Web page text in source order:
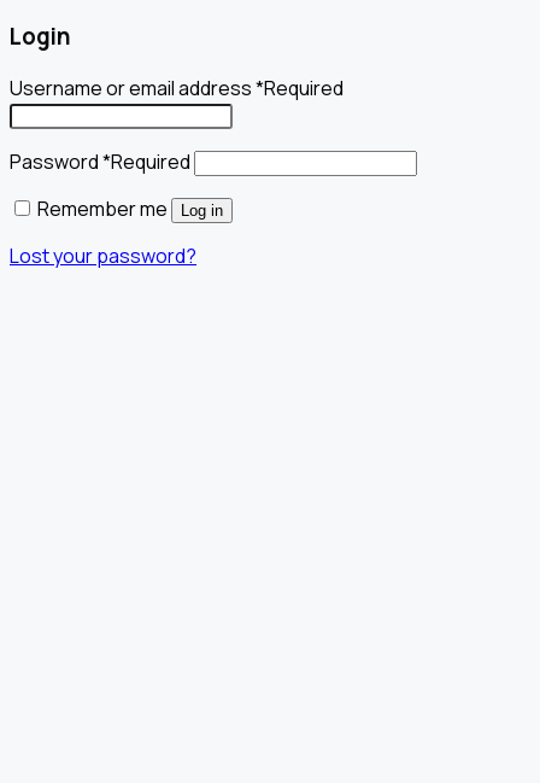
Login
Username or email address*Required
Password*Required
Remember me
Log in
Lost your password?